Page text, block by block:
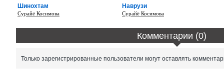
Шинохтам
Сурайё Косимова
Наврузи
Сурайё Косимова
Комментарии (0)
Только зарегистрированные пользователи могут оставлять